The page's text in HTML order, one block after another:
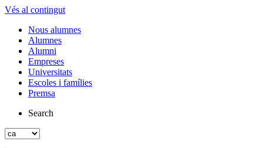
Vés al contingut
Nous alumnes
Alumnes
Alumni
Empreses
Universitats
Escoles i famílies
Premsa
Search